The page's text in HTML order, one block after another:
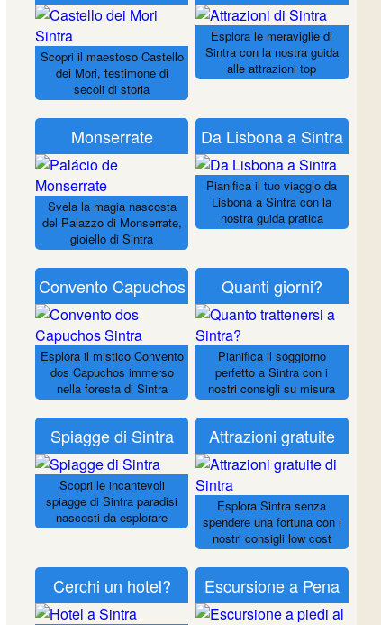
Scopri il maestoso Castello
dei Mori, testimone di
secoli di storia
Esplora le meraviglie di
Sintra con la nostra guida
alle attrazioni top
Monserrate
Svela la magia nascosta
del Palazzo di Monserrate,
gioiello di Sintra
Da Lisbona a Sintra
Pianifica il tuo viaggio da
Lisbona a Sintra con la
nostra guida pratica
Convento Capuchos
Esplora il mistico Convento
dos Capuchos immerso
nella foresta di Sintra
Quanti giorni?
Pianifica il soggiorno
perfetto a Sintra con i
nostri consigli su misura
Spiagge di Sintra
Scopri le incantevoli
spiagge di Sintra paradisi
nascosti da esplorare
Attrazioni gratuite
Esplora Sintra senza
spendere una fortuna con i
nostri consigli low cost
Cerchi un hotel? Escursione a Pena